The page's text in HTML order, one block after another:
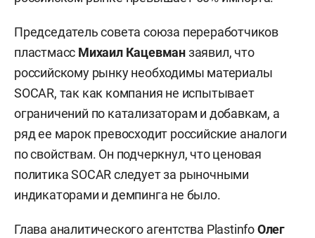
Председатель совета союза переработчиков
пластмасс Михаил Кацевманзаявил, что
российскому рынку необходимы материалы
SOCAR, так как компания не испытывает
ограничений по катализаторам и добавкам, а
ряд ее марок превосходит российские аналоги
по свойствам. Он подчеркнул, что ценовая
политика SOCAR следует за рыночными
индикаторами и демпинга не было.
Глава аналитического агентства PlastinfoОлег